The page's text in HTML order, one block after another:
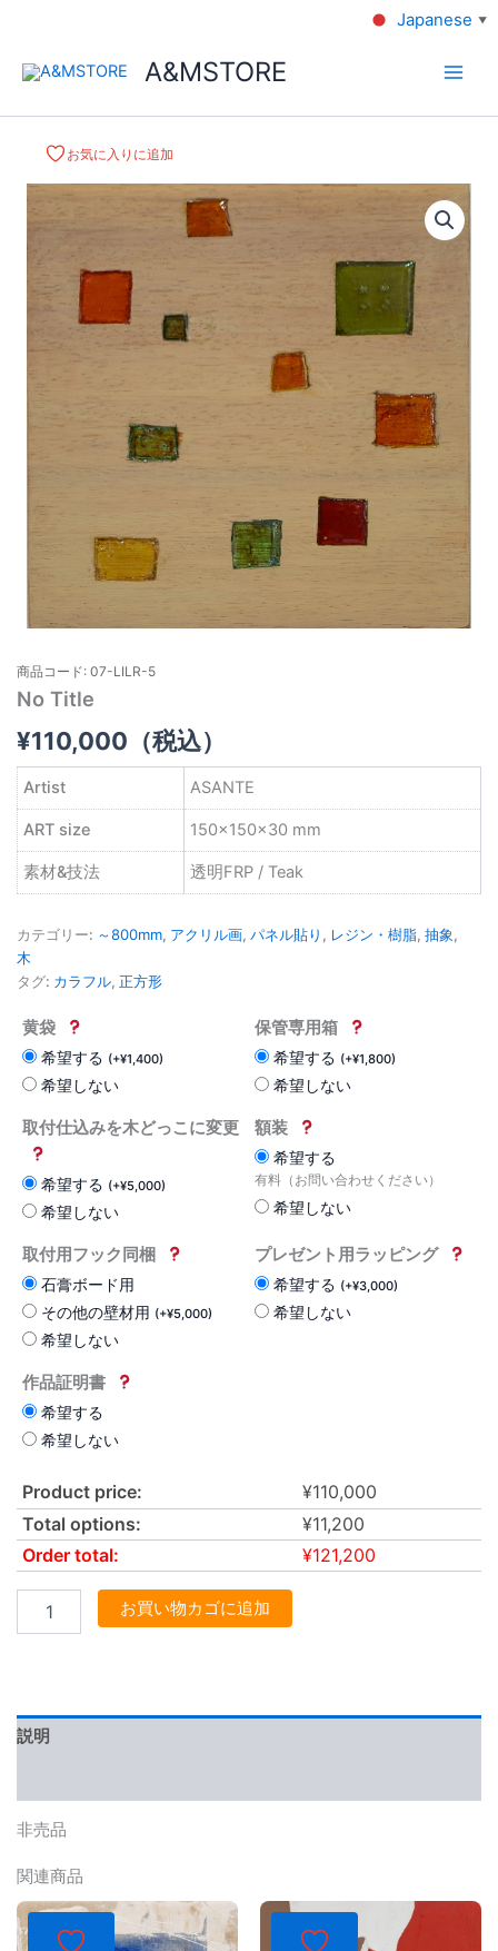
A&MSTORE
お気に入りに追加
商品コード: 07-LILR-5
No Title
¥110,000 （税込）
Artist ASANTE
ART size 150×150×30 mm
素材&技法 透明FRP / Teak
カテゴリー: ～800mm, アクリル画, パネル貼り , レジン・樹脂, 抽象,
木
タグ: カラフル, 正方形
黄袋
希望する (+¥1,400)
希望しない
保管専用箱
希望する (+¥1,800)
希望しない
取付仕込みを木どっこに変更
希望する (+¥5,000)
希望しない
額装
希望する
有料（お問い合わせください）
希望しない
取付用フック同梱
石膏ボード用
その他の壁材用 (+¥5,000)
希望しない
プレゼント用ラッピング
希望する (+¥3,000)
希望しない
作品証明書
希望する
希望しない
Product price: ¥110,000
Total options:
¥11,200
Order total:
¥121,200
お買い物カゴに追加
説明
非売品
関連商品
Japanese ▼